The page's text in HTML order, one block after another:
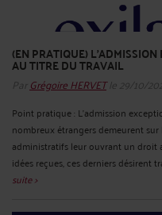
(EN PRATIQUE) L'ADMISSION
AU TITRE DU TRAVAIL
Par Grégoire HERVETle 29/10/
Point pratique : L'admission
nombreux étrangers demeurent
administratifs leur ouvrant un droit
idées reçues, ces derniers désirent
suite >